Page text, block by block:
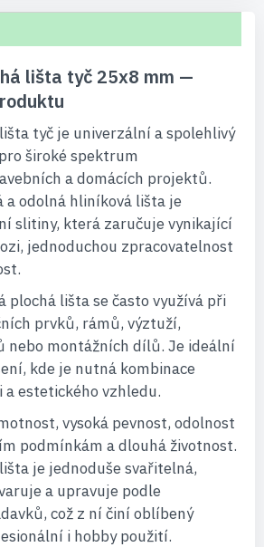
lišta tyč 25x8 mm —
tyč je univerzální a spolehlivý
široké spektrum
a domácích projektů.
a odolná hliníková lišta je
slitiny, která zaručuje vynikající
jednoduchou zpracovatelnost
plochá lišta se často využívá při
prvků, rámů, výztuží,
nebo montážních dílů. Je ideální
kde je nutná kombinace
estetického vzhledu.
vysoká pevnost, odolnost
podmínkám a dlouhá životnost.
je jednoduše svařitelná,
a upravuje podle
což z ní činí oblíbený
i hobby použití.